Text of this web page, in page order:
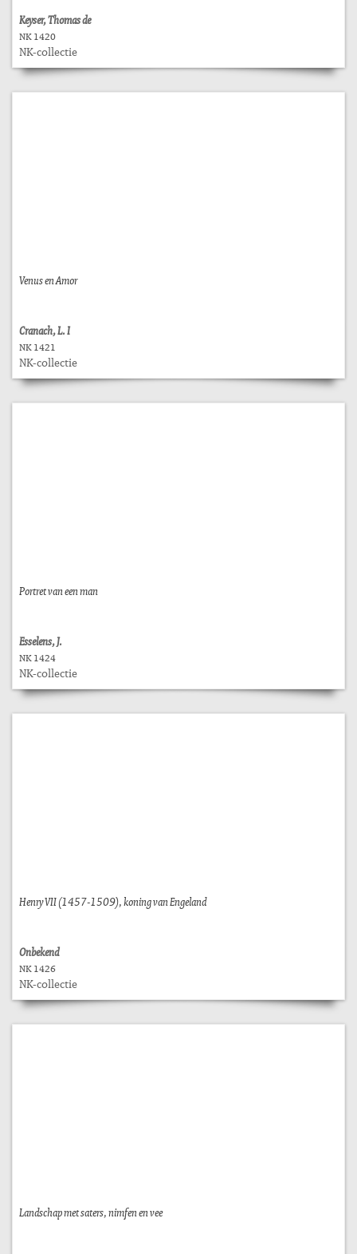
Keyser, Thomas de
NK 1420
NK-collectie
Venus en Amor
Cranach, L. I
NK 1421
NK-collectie
Portret van een man
Esselens, J.
NK 1424
NK-collectie
Henry VII (1457-1509), koning van Engeland
Onbekend
NK 1426
NK-collectie
Landschap met saters, nimfen en vee